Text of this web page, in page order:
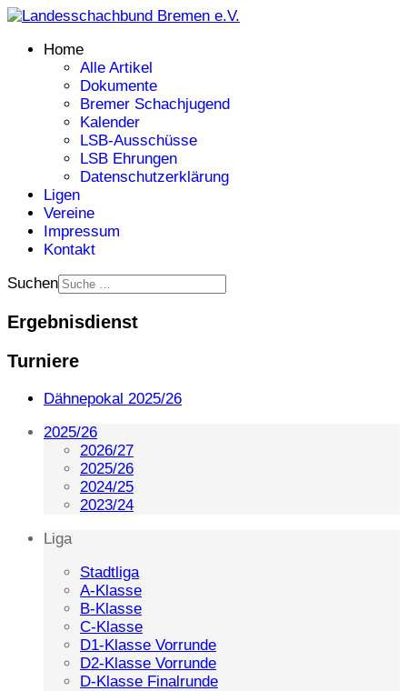
Home
Alle Artikel
Dokumente
Bremer Schachjugend
Kalender
LSB-Ausschüsse
LSB Ehrungen
Datenschutzerklärung
Ligen
Vereine
Impressum
Kontakt
Suchen
Ergebnisdienst
Turniere
Dähnepokal 2025/26
2025/26
2026/27
2025/26
2024/25
2023/24
Liga
Stadtliga
A-Klasse
B-Klasse
C-Klasse
D1-Klasse Vorrunde
D2-Klasse Vorrunde
D-Klasse Finalrunde